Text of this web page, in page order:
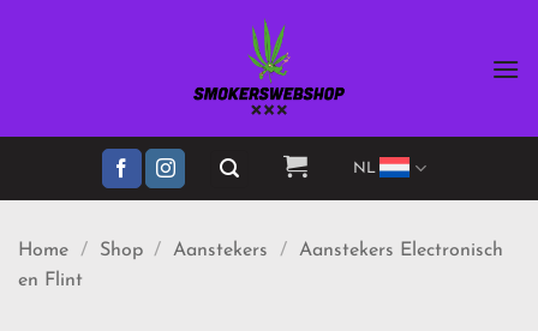
NL
Home / Shop / Aanstekers /
Aanstekers Electronisch
en Flint